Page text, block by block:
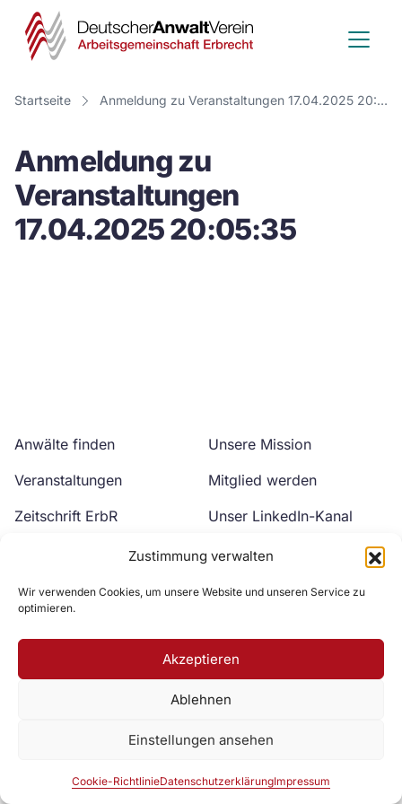
Zustimmung verwalten
Wir verwenden Cookies, um unsere Website und unseren Service zu
optimieren.
Akzeptieren
Ablehnen
Einstellungen ansehen
Cookie-RichtlinieDatenschutzerklärungImpressum
Deutscher
Anwalt
Verein
Startseite Anmeldung zu Veranstaltungen 17.04.2025 20:05:35
Anmeldung zu
Veranstaltungen
17.04.2025 20:05:35
Anwälte finden
Veranstaltungen
Zeitschrift ErbR
Unsere Mission
Mitglied werden
Unser LinkedIn-Kanal
Unser YouTube-Kanal
Zur DAV Webseite